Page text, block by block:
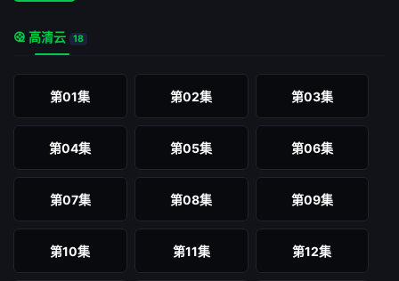
高清云 18
第01集 第02集 第03集
第04集 第05集 第06集
第07集 第08集 第09集
第10集 第11集 第12集